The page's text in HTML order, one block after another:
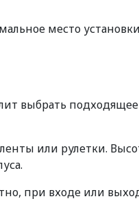
место
выбрать подходящее
или рулетки.
при входе или